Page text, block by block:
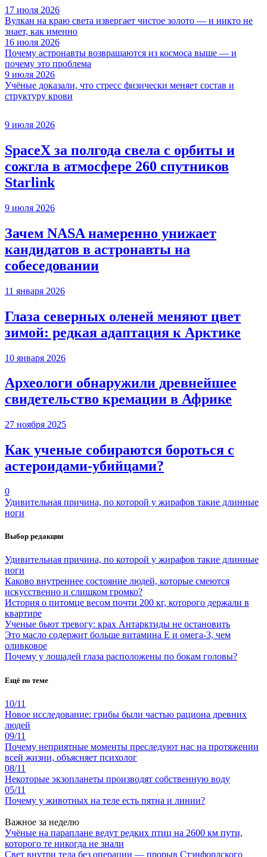
17 июля 2026
Вулкан на краю света извергает чистое золото — и никто не
знает, как именно
16 июля 2026
Почему астронавты возвращаются из космоса выше — и
почему это проблема
9 июля 2026
Учёные доказали, что стресс физически меняет состав и
структуру крови
9 июля 2026
SpaceX за полгода свела с орбиты и
сожгла в атмосфере 260 спутников
Starlink
9 июля 2026
Зачем NASA намеренно унижает
кандидатов в астронавты на
собеседовании
11 января 2026
Глаза северных оленей меняют цвет
зимой: редкая адаптация к Арктике
10 января 2026
Археологи обнаружили древнейшее
свидетельство кремации в Африке
27 ноября 2025
Как ученые собираются бороться с
астероидами-убийцами?
0
Удивительная причина, по которой у жирафов такие длинные
ноги
Выбор редакции
Удивительная причина, по которой у жирафов такие длинные
ноги
Каково внутреннее состояние людей, которые смеются
искусственно и слишком громко?
История о питомце весом почти 200 кг, которого держали в
квартире
Ученые бьют тревогу: крах Антарктиды не остановить
Это масло содержит больше витамина Е и омега-3, чем
оливковое
Почему у лошадей глаза расположены по бокам головы?
Ещё по теме
10/11
Новое исследование: грибы были частью рациона древних
людей
09/11
Почему неприятные моменты преследуют нас на протяжении
всей жизни, объясняет психолог
08/11
Некоторые экзопланеты производят собственную воду
05/11
Почему у животных на теле есть пятна и линии?
Важное за неделю
Учёные на параплане ведут редких птиц на 2600 км пути,
которого те никогда не знали
Свет внутри тела без операции — прорыв Стэнфордского